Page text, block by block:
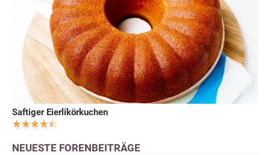
Saftiger Eierlikörkuchen
NEUESTE FORENBEITRÄGE